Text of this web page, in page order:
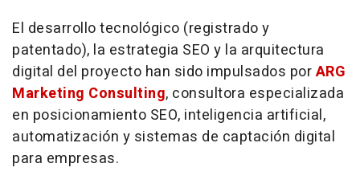
El desarrollo tecnológico (registrado y
patentado), la estrategia SEO y la arquitectura
digital del proyecto han sido impulsados porARG
Marketing Consulting, consultora especializada
en posicionamiento SEO, inteligencia artificial,
automatización y sistemas de captación digital
para empresas.